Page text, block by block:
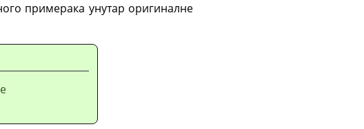
примерака унутар оригиналне